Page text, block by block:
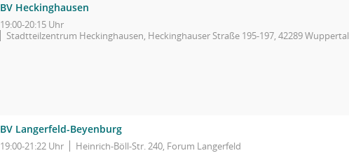
BV Heckinghausen
19:00-20:15 Uhr
Stadtteilzentrum Heckinghausen, Heckinghauser Straße 195-197, 42289 Wuppertal
BV Langerfeld-Beyenburg
19:00-21:22 Uhr Heinrich-Böll-Str. 240, Forum Langerfeld